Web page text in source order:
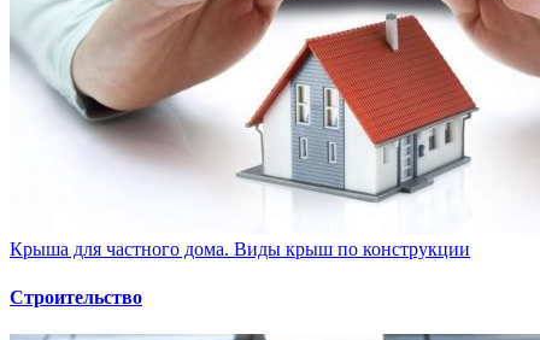
Крыша для частного дома. Виды крыш по конструкции
Строительство